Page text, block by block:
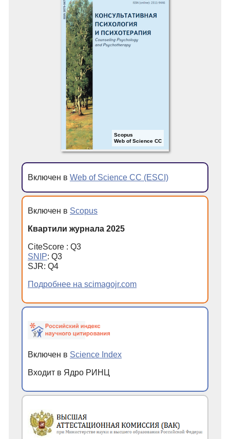
Scopus
Web of Science CC
Включен в Web of Science CC (ESCI)
Включен в Scopus
Квартили журнала 2025
CiteScore : Q3
SNIP: Q3
SJR: Q4
Подробнее на scimagojr.com
Включен в Science Index
Входит в Ядро РИНЦ